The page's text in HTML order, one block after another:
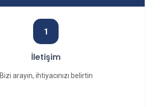
1
İletişim
Bizi arayın, ihtiyacınızı belirtin